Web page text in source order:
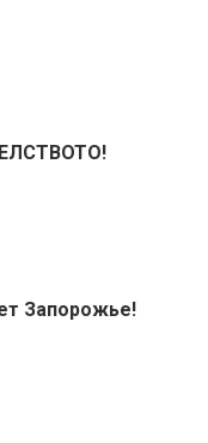
Запорожье!